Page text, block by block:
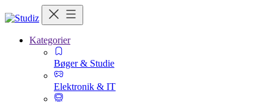
Kategorier
Bøger & Studie
Elektronik & IT